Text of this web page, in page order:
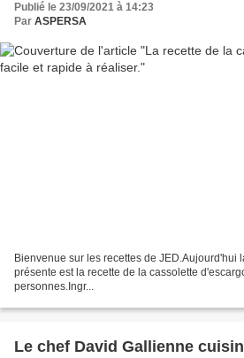
Publié le 23/09/2021 à 14:23
Par ASPERSA
Bienvenue sur les recettes de JED.Aujourd'hui
présente est la recette de la cassolette
personnes.Ingr...
Le chef David Gallienne